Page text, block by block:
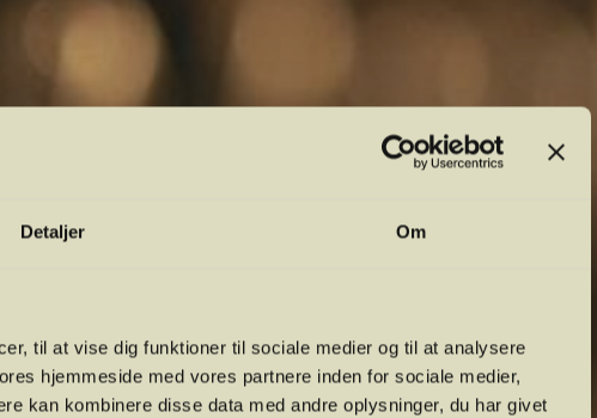
Detaljer Om
til at vise dig funktioner til sociale medier og til at analysere
hjemmeside med vores partnere inden for sociale medier,
kan kombinere disse data med andre oplysninger, du har givet